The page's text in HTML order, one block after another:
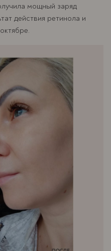
мощный заряд
действия ретинола и